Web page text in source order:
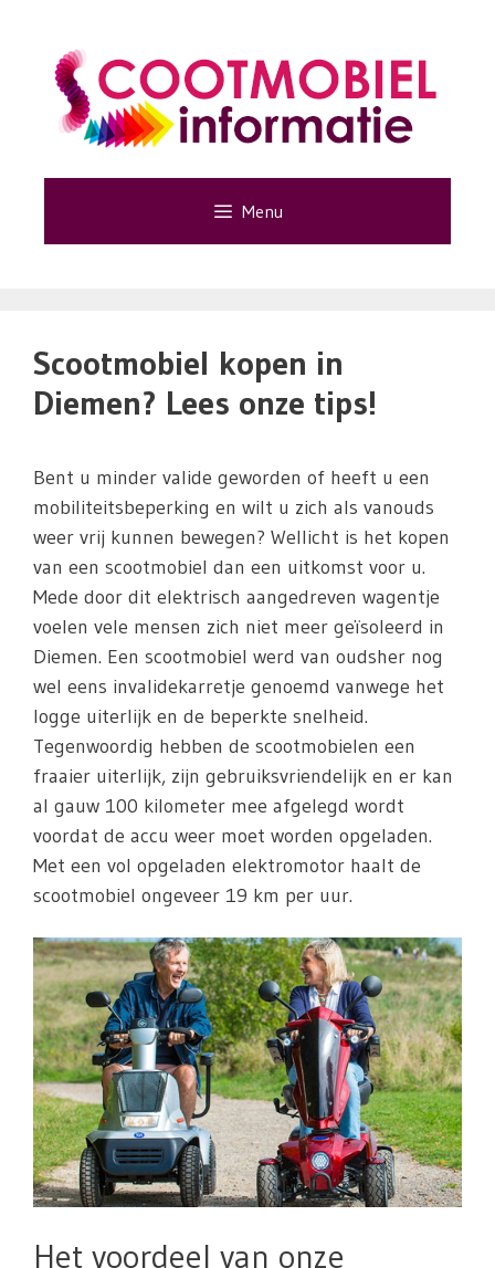
Menu
Scootmobiel kopen in
Diemen? Lees onze tips!
Bent u minder valide geworden of heeft u een
mobiliteitsbeperking en wilt u zich als vanouds
weer vrij kunnen bewegen? Wellicht is het kopen
van een scootmobiel dan een uitkomst voor u.
Mede door dit elektrisch aangedreven wagentje
voelen vele mensen zich niet meer geïsoleerd in
Diemen. Een scootmobiel werd van oudsher nog
wel eens invalidekarretje genoemd vanwege het
logge uiterlijk en de beperkte snelheid.
Tegenwoordig hebben de scootmobielen een
fraaier uiterlijk, zijn gebruiksvriendelijk en er kan
al gauw 100 kilometer mee afgelegd wordt
voordat de accu weer moet worden opgeladen.
Met een vol opgeladen elektromotor haalt de
scootmobiel ongeveer 19 km per uur.
Het voordeel van onze